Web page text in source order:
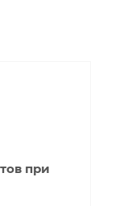
при